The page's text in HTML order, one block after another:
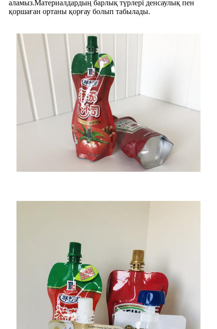
аламыз.Материалдардың барлық түрлері денсаулық пен
қоршаған ортаны қорғау болып табылады.